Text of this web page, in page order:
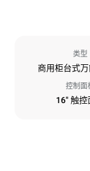
类型
商用柜台式
控制面
16" 触控